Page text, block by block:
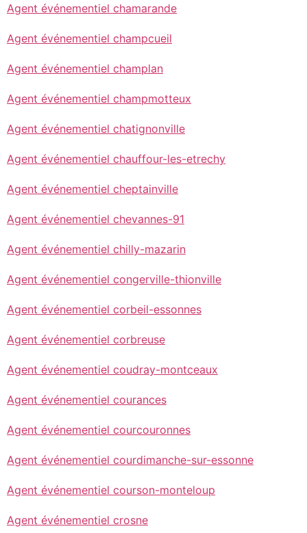
Agent événementiel chamarande
Agent événementiel champcueil
Agent événementiel champlan
Agent événementiel champmotteux
Agent événementiel chatignonville
Agent événementiel chauffour-les-etrechy
Agent événementiel cheptainville
Agent événementiel chevannes-91
Agent événementiel chilly-mazarin
Agent événementiel congerville-thionville
Agent événementiel corbeil-essonnes
Agent événementiel corbreuse
Agent événementiel coudray-montceaux
Agent événementiel courances
Agent événementiel courcouronnes
Agent événementiel courdimanche-sur-essonne
Agent événementiel courson-monteloup
Agent événementiel crosne